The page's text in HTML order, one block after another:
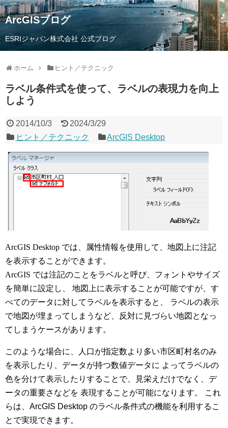
ArcGISブログ
ESRIジャパン株式会社 公式ブログ
ホーム ヒント／テクニック
ラベル条件式を使って、ラベルの表現力を向上
しよう
2014/10/3
2024/3/29
ヒント／テクニック
ArcGIS Desktop
ArcGIS Desktop では、属性情報を使用して、地図上に注記
を表示することができます。
ArcGIS では注記のことをラベルと呼び、フォントやサイズ
を簡単に設定し、 地図上に表示することが可能ですが、す
べてのデータに対してラベルを表示すると、 ラベルの表示
で地図が埋まってしまうなど、反対に見づらい地図となっ
てしまうケースがあります。
このような場合に、人口が指定数より多い市区町村名のみ
を表示したり、データが持つ数値データに よってラベルの
色を分けて表示したりすることで、見栄えだけでなく、デ
ータの重要さなどを 表現することが可能になります。 これ
らは、ArcGIS Desktop のラベル条件式の機能を利用するこ
とで実現できます。